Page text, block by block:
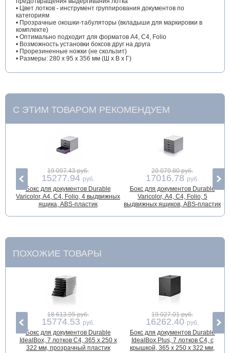
• Цвет лотков - инструмент группирования документов по
категориям
• Прозрачные окошки-табуляторы (вкладыши для маркировки в
комплекте)
• Оптимально подходит для форматов A4, C4, Folio
• Возможность установки боксов друг на друга
• Прорезиненные ножки (не скользит)
• Размеры: 280 x 95 x 356 мм (Ш x В x Г)
С ЭТИМ ТОВАРОМ РЕКОМЕНДУЕМ
19 097.43 руб.
15277.94 руб.
Бокс для документов Durable
Varicolor, A4, С4, Folio, 4 выдвижных
ящика, ABS-пластик
20 079.80 руб.
17016.78 руб.
Бокс для документов Durable
Varicolor, А4, С4, Folio, 5
выдвижных ящиков, ABS-пластик
ПОХОЖИЕ ТОВАРЫ
18 613.95 руб.
15774.53 руб.
Бокс для документов Durable
IdealBox, 7 лотков С4, 365 x 250 x
322 мм, прозрачный пластик
19 027.01 руб.
16262.40 руб.
Бокс для документов Durable
IdealBox Plus, 7 лотков С4, с
крышкой, 365 x 250 x 322 мм,